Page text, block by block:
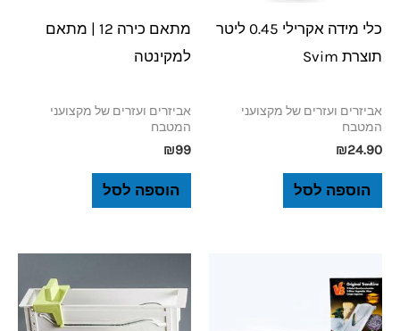
כלי מידה אקרילי 0.45 ליטר
תוצרת Svim
אביזרים ועזרים של מקצועני
המטבח
₪24.90
הוספה לסל
מתאם כירה 12 | מתאם
למקינטה
אביזרים ועזרים של מקצועני
המטבח
₪99
הוספה לסל